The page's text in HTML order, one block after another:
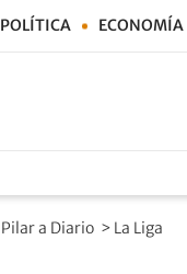
POLÍTICA ECONOMÍA
Pilar a Diario > La Liga